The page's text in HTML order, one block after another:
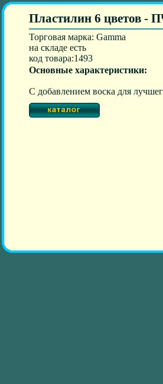
Пластилин 6 цветов -
Торговая марка: Gamma
на складе есть
код товара:1493
Основные характеристики:
С добавлением воска для